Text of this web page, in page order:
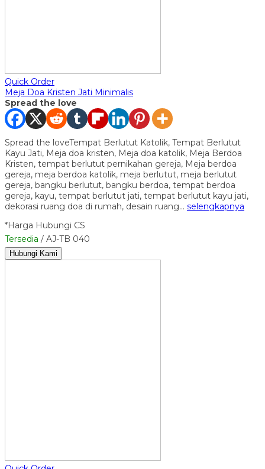
Quick Order
Meja Doa Kristen Jati Minimalis
Spread the love
Spread the loveTempat Berlutut Katolik, Tempat Berlutut
Kayu Jati, Meja doa kristen, Meja doa katolik, Meja Berdoa
Kristen, tempat berlutut pernikahan gereja, Meja berdoa
gereja, meja berdoa katolik, meja berlutut, meja berlutut
gereja, bangku berlutut, bangku berdoa, tempat berdoa
gereja, kayu, tempat berlutut jati, tempat berlutut kayu jati,
dekorasi ruang doa di rumah, desain ruang… selengkapnya
*Harga Hubungi CS
Tersedia / AJ-TB 040
Hubungi Kami